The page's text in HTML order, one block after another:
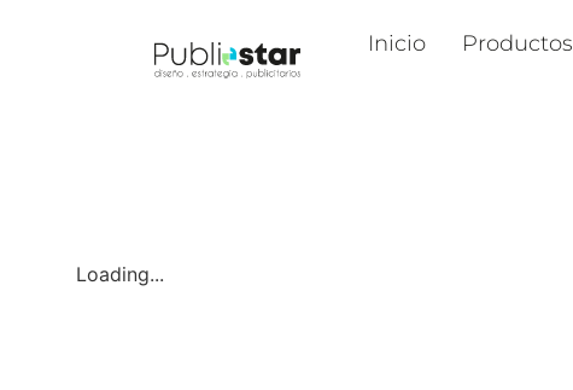
Inicio Productos
Loading...